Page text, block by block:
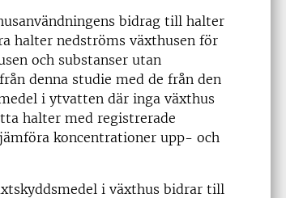
bidrag till halter
halter nedströms växthusen för
och substanser utan
denna studie med de från den
i ytvatten där inga växthus
halter med registrerade
koncentrationer upp- och
i växthus bidrar till